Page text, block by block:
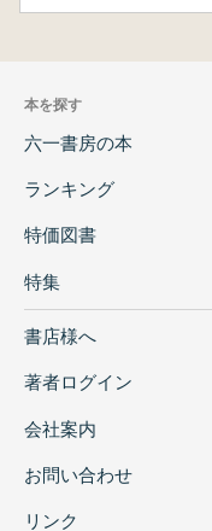
本を探す
六一書房の本
ランキング
特価図書
特集
書店様へ
著者ログイン
会社案内
お問い合わせ
リンク